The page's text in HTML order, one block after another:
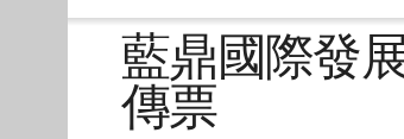
藍鼎國際發
傳票